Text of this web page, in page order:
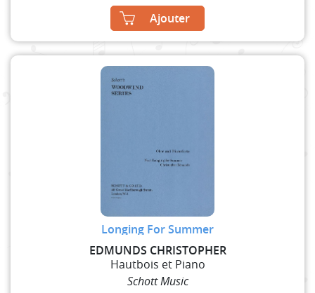
Ajouter
Longing For Summer
EDMUNDS CHRISTOPHER
Hautbois et Piano
Schott Music